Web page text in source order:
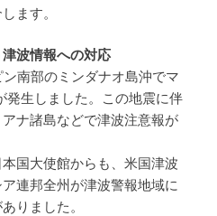
ます。
波情報への対応
南部のミンダナオ島沖でマ
発生しました。この地震に伴
ナ諸島などで津波注意報が
国大使館からも、米国津波
連邦全州が津波警報地域に
りました。